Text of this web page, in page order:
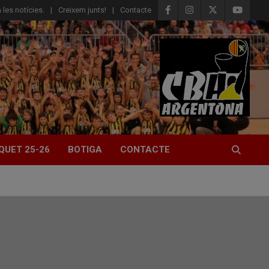
les notícies. Creixem junts! Contacte
25-26 BOTIGA CONTACTE